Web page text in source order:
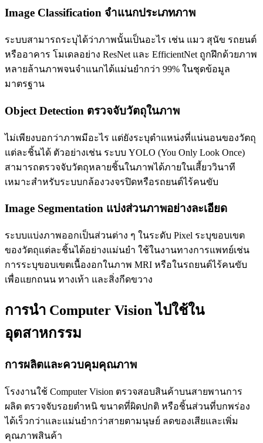
Image Classification จำแนกประเภทภาพ
ระบบสามารถระบุได้ว่าภาพนั้นเป็นอะไร เช่น แมว สุนัข รถยนต์
หรืออาคาร โมเดลอย่าง ResNet และ EfficientNet ถูกฝึกด้วยภาพ
หลายล้านภาพจนจำแนกได้แม่นยำกว่า 99% ในชุดข้อมูล
มาตรฐาน
Object Detection ตรวจจับวัตถุในภาพ
ไม่เพียงบอกว่าภาพมีอะไร แต่ยังระบุตำแหน่งที่แน่นอนของวัตถุ
แต่ละชิ้นได้ ตัวอย่างเช่น ระบบ YOLO (You Only Look Once)
สามารถตรวจจับวัตถุหลายชิ้นในภาพได้ภายในเสี้ยววินาที
เหมาะสำหรับระบบกล้องวงจรปิดหรือรถยนต์ไร้คนขับ
Image Segmentation แบ่งส่วนภาพอย่างละเอียด
ระบบแบ่งภาพออกเป็นส่วนต่าง ๆ ในระดับ Pixel ระบุขอบเขต
ของวัตถุแต่ละชิ้นได้อย่างแม่นยำ ใช้ในงานทางการแพทย์เช่น
การระบุขอบเขตเนื้องอกในภาพ MRI หรือในรถยนต์ไร้คนขับ
เพื่อแยกถนน ทางเท้า และสิ่งกีดขวาง
การนำ Computer Vision ไปใช้ใน
อุตสาหกรรม
การผลิตและควบคุมคุณภาพ
โรงงานใช้ Computer Vision ตรวจสอบสินค้าบนสายพานการ
ผลิต ตรวจจับรอยตำหนิ ขนาดที่ผิดปกติ หรือชิ้นส่วนที่บกพร่อง
ได้เร็วกว่าและแม่นยำกว่าสายตามนุษย์ ลดของเสียและเพิ่ม
คุณภาพสินค้า